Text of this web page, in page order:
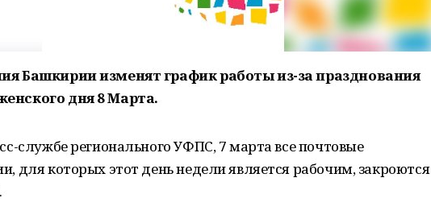
Башкирии изменят график работы из-за празднования
дня 8 Марта.
службе регионального УФПС, 7 марта все почтовые
для которых этот день недели является рабочим, закроются